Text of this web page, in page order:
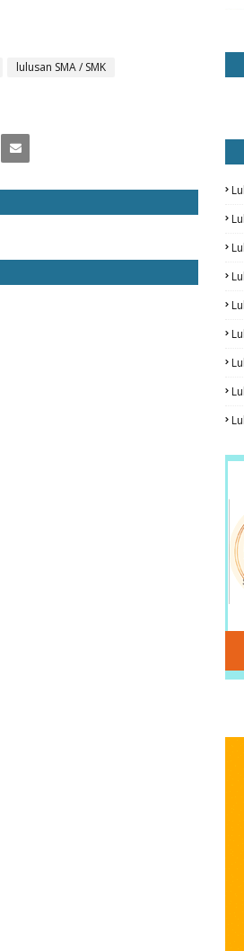
lulusan SMA / SMK